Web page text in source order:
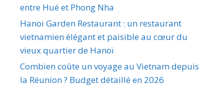
entre Hué et Phong Nha
Hanoi Garden Restaurant : un restaurant
vietnamien élégant et paisible au cœur du
vieux quartier de Hanoï
Combien coûte un voyage au Vietnam depuis
la Réunion ? Budget détaillé en 2026